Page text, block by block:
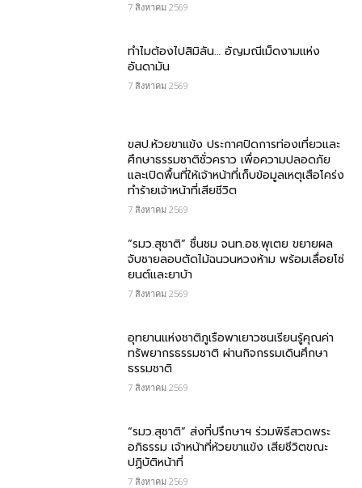
7 สิงหาคม 2569
ทำไมต้องไปสิมิลัน… อัญมณีเม็ดงามแห่ง
อันดามัน
7 สิงหาคม 2569
ขสป.ห้วยขาแข้ง ประกาศปิดการท่องเที่ยวและ
ศึกษาธรรมชาติชั่วคราว เพื่อความปลอดภัย
และเปิดพื้นที่ให้เจ้าหน้าที่เก็บข้อมูลเหตุเสือโคร่ง
ทำร้ายเจ้าหน้าที่เสียชีวิต
7 สิงหาคม 2569
“รมว.สุชาติ” ชื่นชม​ จนท.อช.พุเตย​ ขยายผล
จับชายลอบตัดไม้ฉนวนหวงห้าม พร้อมเลื่อยโซ่
ยนต์และยาบ้า
7 สิงหาคม 2569
อุทยานแห่งชาติภูเรือพาเยาวชนเรียนรู้คุณค่า
ทรัพยากรธรรมชาติ ผ่านกิจกรรมเดินศึกษา
ธรรมชาติ
7 สิงหาคม 2569
“รมว.สุชาติ” ส่งที่ปรึกษาฯ ร่วมพิธีสวดพระ
อภิธรรม เจ้าหน้าที่ห้วยขาแข้ง เสียชีวิตขณะ
ปฏิบัติหน้าที่
7 สิงหาคม 2569